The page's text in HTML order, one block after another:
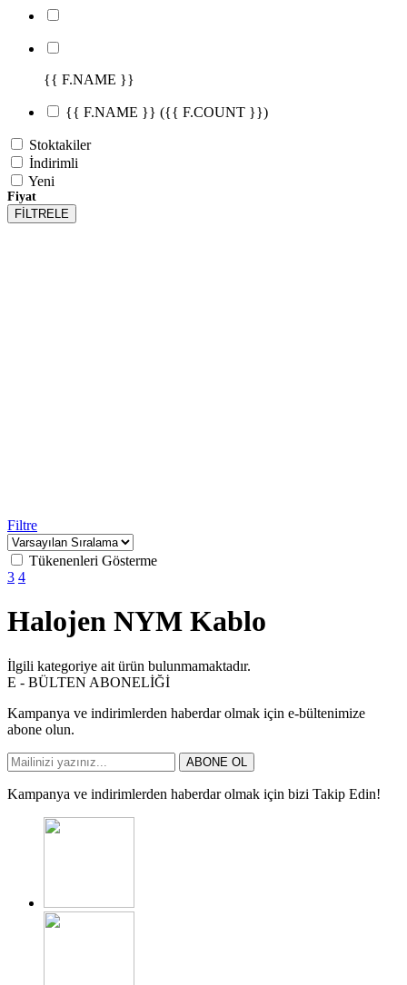
{{ F.NAME }}
{{ F.NAME }} ({{ F.COUNT }})
Stoktakiler
İndirimli
Yeni
Fiyat
FİLTRELE
Filtre
Tükenenleri Gösterme
3 4
Halojen NYM Kablo
İlgili kategoriye ait ürün bulunmamaktadır.
E - BÜLTEN ABONELİĞİ
Kampanya ve indirimlerden haberdar olmak için e-bültenimize
abone olun.
ABONE OL
Kampanya ve indirimlerden haberdar olmak için bizi Takip Edin!